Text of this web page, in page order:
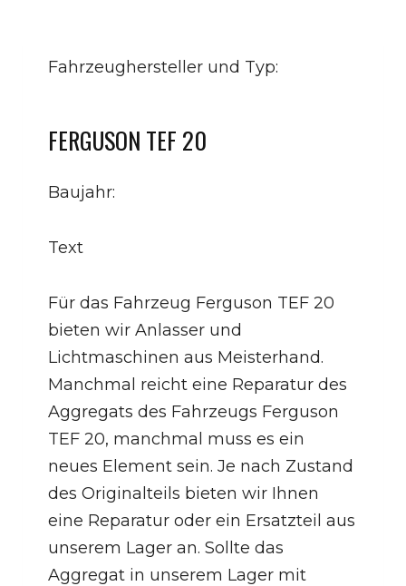
Fahrzeughersteller und Typ:
FERGUSON TEF 20
Baujahr:
Text
Für das Fahrzeug Ferguson TEF 20
bieten wir Anlasser und
Lichtmaschinen aus Meisterhand.
Manchmal reicht eine Reparatur des
Aggregats des Fahrzeugs Ferguson
TEF 20, manchmal muss es ein
neues Element sein. Je nach Zustand
des Originalteils bieten wir Ihnen
eine Reparatur oder ein Ersatzteil aus
unserem Lager an. Sollte das
Aggregat in unserem Lager mit